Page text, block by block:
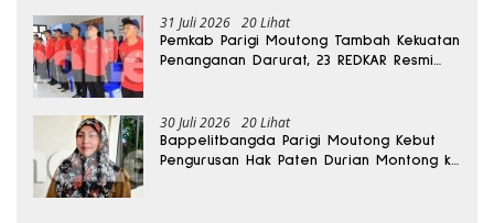
31 Juli 2026 20 Lihat
Pemkab Parigi Moutong Tambah Kekuatan
Penanganan Darurat, 23 REDKAR Resmi
30 Juli 2026 20 Lihat
Bappelitbangda Parigi Moutong Kebut
Pengurusan Hak Paten Durian Montong ke